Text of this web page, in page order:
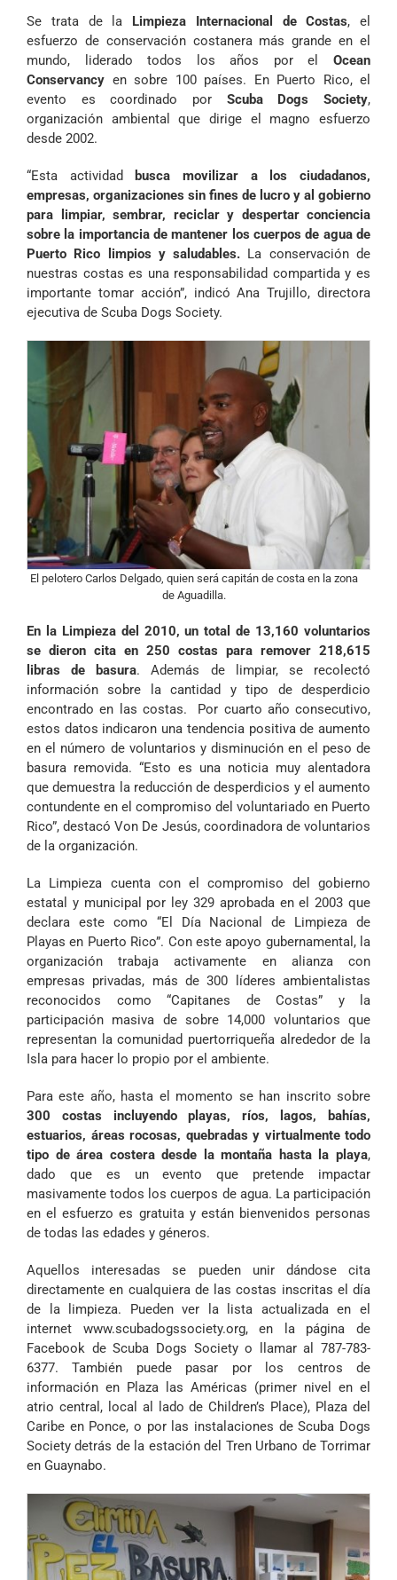
Se trata de la Limpieza Internacional de Costas, el
esfuerzo de conservación costanera más grande en el
mundo, liderado todos los años por el
Ocean
Conservancy en sobre 100 países. En Puerto Rico, el
evento es coordinado por Scuba Dogs Society,
organización ambiental que dirige el magno esfuerzo
desde 2002.
“Esta actividad
busca movilizar a los ciudadanos,
empresas, organizaciones sin fines de lucro y al gobierno
para limpiar, sembrar, reciclar y despertar conciencia
sobre la importancia de mantener los cuerpos de agua de
Puerto Rico limpios y saludables. La conservación de
nuestras costas es una responsabilidad compartida y es
importante tomar acción”, indicó Ana Trujillo, directora
ejecutiva de Scuba Dogs Society.
El pelotero Carlos Delgado, quien será capitán de costa en la zona
de Aguadilla.
En la Limpieza del 2010, un total de 13,160 voluntarios
se dieron cita en 250 costas para remover 218,615
libras de basura. Además de limpiar, se recolectó
información sobre la cantidad y tipo de desperdicio
encontrado en las costas. Por cuarto año consecutivo,
estos datos indicaron una tendencia positiva de aumento
en el número de voluntarios y disminución en el peso de
basura removida. “Esto es una noticia muy alentadora
que demuestra la reducción de desperdicios y el aumento
contundente en el compromiso del voluntariado en Puerto
Rico”, destacó Von De Jesús, coordinadora de voluntarios
de la organización.
La Limpieza cuenta con el compromiso del gobierno
estatal y municipal por ley 329 aprobada en el 2003 que
declara este como “El Día Nacional de Limpieza de
Playas en Puerto Rico”. Con este apoyo gubernamental, la
organización trabaja activamente en alianza con
empresas privadas, más de 300 líderes ambientalistas
reconocidos como “Capitanes de Costas” y la
participación masiva de sobre 14,000 voluntarios que
representan la comunidad puertorriqueña alrededor de la
Isla para hacer lo propio por el ambiente.
Para este año, hasta el momento se han inscrito sobre
300 costas incluyendo playas, ríos, lagos, bahías,
estuarios, áreas rocosas, quebradas y virtualmente todo
tipo de área costera desde la montaña hasta la playa,
dado que es un evento que pretende impactar
masivamente todos los cuerpos de agua. La participación
en el esfuerzo es gratuita y están bienvenidos personas
de todas las edades y géneros.
Aquellos interesadas se pueden unir dándose cita
directamente en cualquiera de las costas inscritas el día
de la limpieza. Pueden ver la lista actualizada en el
internet www.scubadogssociety.org, en la página de
Facebook de Scuba Dogs Society o llamar al 787-783-
6377. También puede pasar por los centros de
información en Plaza las Américas (primer nivel en el
atrio central, local al lado de Children’s Place), Plaza del
Caribe en Ponce, o por las instalaciones de Scuba Dogs
Society detrás de la estación del Tren Urbano de Torrimar
en Guaynabo.